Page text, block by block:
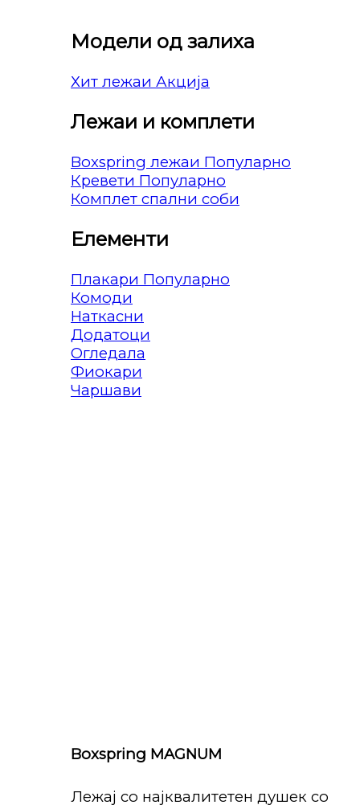
Модели од залиха
Хит лежаи
Лежаи и комплети
Boxspring лежаи
Кревети
Комплет спални соби
Елементи
Плакари
Комоди
Наткасни
Додатоци
Огледала
Фиокари
Чаршави
Boxspring MAGNUM
Лежај со најквалитетен душек со